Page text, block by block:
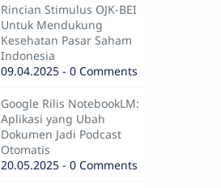
Rincian Stimulus OJK-BEI
Untuk Mendukung
Kesehatan Pasar Saham
Indonesia
09.04.2025 - 0 Comments
Google Rilis NotebookLM:
Aplikasi yang Ubah
Dokumen Jadi Podcast
Otomatis
20.05.2025 - 0 Comments